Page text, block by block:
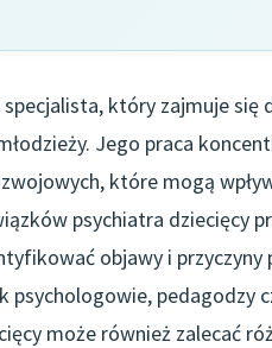
który zajmuje się
Jego praca
które mogą
psychiatra dziecięcy
objawy i przyczyny
psychologowie, pedagodzy
może również zalecać